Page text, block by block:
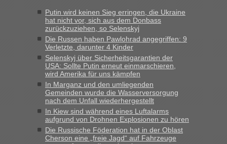
Milliarden aufgedeckt
„Kein Zoll. Du musst an sich nur sagen dass das privat ist
und du nicht damit handeln willst. So lange das nicht
Originalverpackt ist und ersichlich das nicht neu sollte es
keine Probleme geben“
Recht, Visa und Dokumente • Deklaration
gebrauchter Kleidung beim Zoll
„Hallo Leute, ich weiß nicht, ob ich hier richtig bin mit meiner
Anfrage. Ich möchte 4 Umzugskartons mit gebrauchter
Straßen Kleidung bei der Einreise in die Ukraine
mitnehmen. Es ist gebrauchte Kleidung...“
Putin wird keinen Sieg erringen, die Ukraine
hat nicht vor, sich aus dem Donbass
zurückzuziehen, so Selenskyj
Die Russen haben Pawlohrad angegriffen: 9
Verletzte, darunter 4 Kinder
Selenskyj über Sicherheitsgarantien der
USA: Sollte Putin erneut einmarschieren,
wird Amerika für uns kämpfen
In Marganz und den umliegenden
Gemeinden wurde die Wasserversorgung
nach dem Unfall wiederhergestellt
In Kiew sind während eines Luftalarms
aufgrund von Drohnen Explosionen zu hören
Die Russische Föderation hat in der Oblast
Cherson eine „freie Jagd“ auf Fahrzeuge